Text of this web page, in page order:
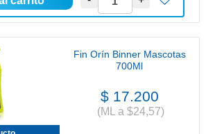
Fin Orín Binner Mascotas
700Ml
$ 17.200
(ML a $24,57)